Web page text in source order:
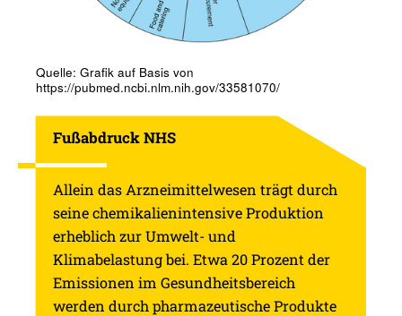
Quelle: Grafik auf Basis von
https://pubmed.ncbi.nlm.nih.gov/33581070/
Fußab­druck NHS
Allein das Arzneimittelwesen trägt durch
seine chemikalienintensive Produktion
erheblich zur Umwelt- und
Klimabelastung bei. Etwa 20 Prozent der
Emissionen im Gesundheitsbereich
werden durch pharmazeutische Produkte